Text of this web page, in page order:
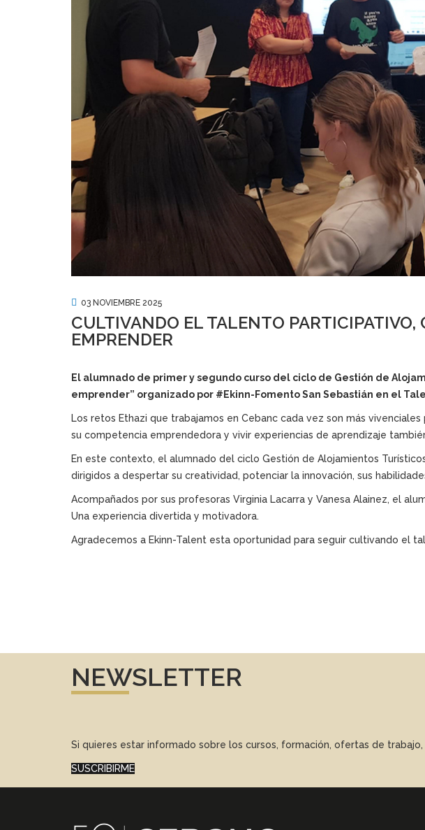
03 NOVIEMBRE 2025
CULTIVANDO EL TALENTO
EMPRENDER
El alumnado de primer y segundo curso del ciclo de Gestión de
emprender” organizado por #Ekinn-Fomento San Sebastián en el
Los retos Ethazi que trabajamos en Cebanc cada vez son más
su competencia emprendedora y vivir experiencias de aprendizaje
En este contexto, el alumnado del ciclo Gestión de Alojamientos
dirigidos a despertar su creatividad, potenciar la innovación, sus
Acompañados por sus profesoras Virginia Lacarra y Vanesa Alainez, el
Una experiencia divertida y motivadora.
Agradecemos a Ekinn-Talent esta oportunidad para seguir cultivando el
NEWSLETTER
Si quieres estar informado sobre los cursos, formación, ofertas de
SUSCRIBIRME